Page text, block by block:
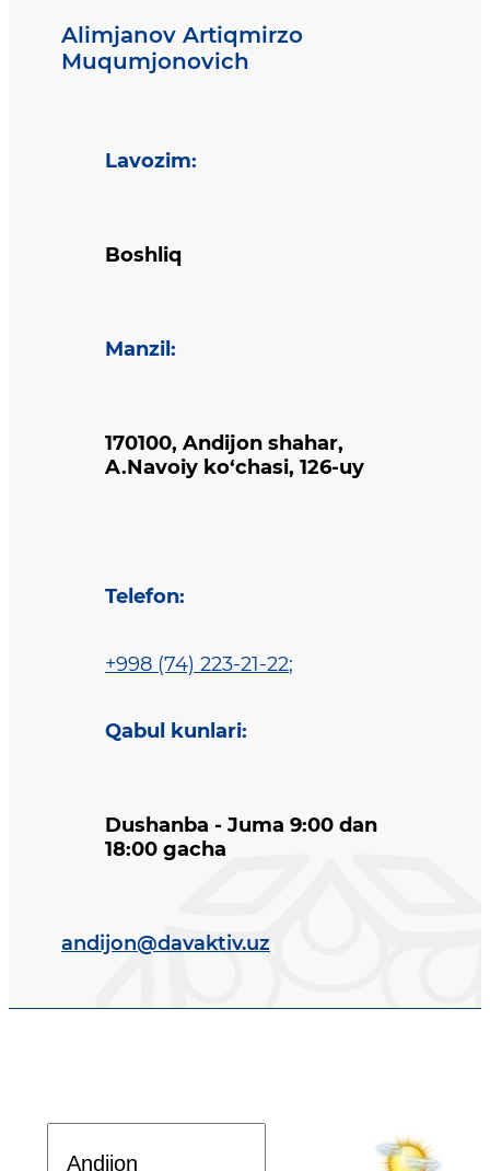
Alimjanov Artiqmirzo
Muqumjonovich
Lavozim:
Boshliq
Manzil :
170100, Andijon shahar,
A.Navoiy ko‘chasi, 126-uy
Telefon:
+998 (74) 223-21-22;
Qabul kunlari:
Dushanba - Juma 9:00 dan
18:00 gacha
andijon@davaktiv.uz